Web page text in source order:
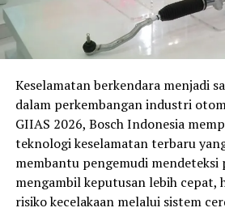
EVALUASI KESELAMATAN MITSUBISHI
UP NEXT
GIICOMVEC 2024: Pameran
Komersial pada Bulan Maret
DON'T MISS
Charles Leclerc Akan
Ferrari dengan Gaji Rp 839 Miliar
Keselamatan berkendara menjadi
dalam perkembangan industri
GIIAS 2026, Bosch Indonesia
teknologi keselamatan terbaru
membantu pengemudi mendeteksi
mengambil keputusan lebih cepat,
risiko kecelakaan melalui sistem